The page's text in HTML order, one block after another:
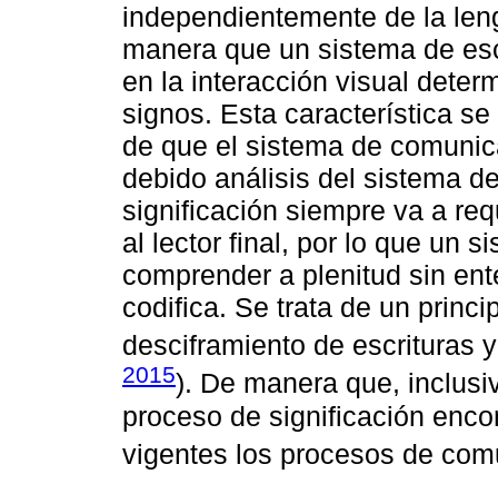
independientemente de la
manera que un sistema de
en la interacción visual
signos. Esta característica
de que el sistema de
debido análisis del sistema
significación siempre va a
al lector final, por lo que un
comprender a plenitud sin
codifica. Se trata de un
desciframiento de escrituras
2015). De manera que,
proceso de significación
vigentes los procesos de